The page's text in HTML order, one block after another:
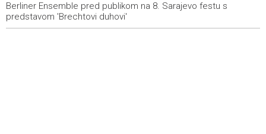
16:32
Potvrđena optužnica protiv službenika Suda BiH Seada
Bublina zbog pronevjere
Berliner Ensemble pred publikom na 8. Sarajevo festu s
predstavom 'Brechtovi duhovi'